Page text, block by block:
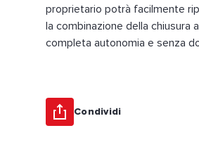
proprietario potrà facilmente
la combinazione della chiusura
completa autonomia e senza
Condividi